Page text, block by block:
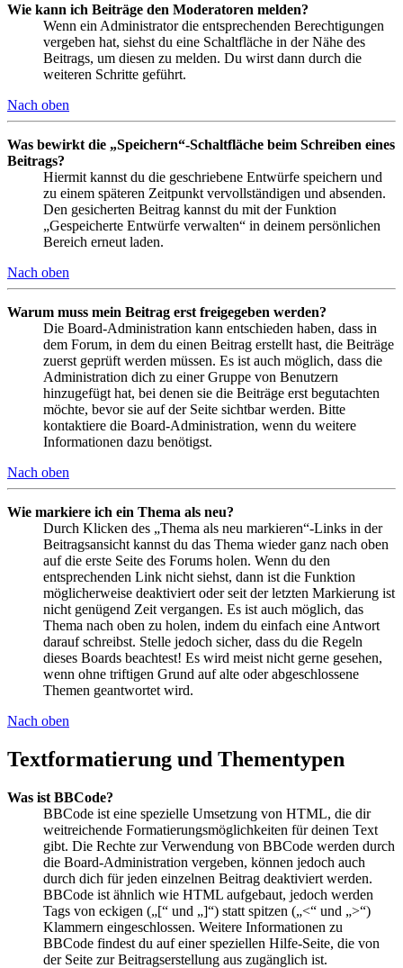
Wie kann ich Beiträge den Moderatoren melden?
Wenn ein Administrator die entsprechenden Berechtigungen
vergeben hat, siehst du eine Schaltfläche in der Nähe des
Beitrags, um diesen zu melden. Du wirst dann durch die
weiteren Schritte geführt.
Nach oben
Was bewirkt die „Speichern“-Schaltfläche beim Schreiben eines
Beitrags?
Hiermit kannst du die geschriebene Entwürfe speichern und
zu einem späteren Zeitpunkt vervollständigen und absenden.
Den gesicherten Beitrag kannst du mit der Funktion
„Gespeicherte Entwürfe verwalten“ in deinem persönlichen
Bereich erneut laden.
Nach oben
Warum muss mein Beitrag erst freigegeben werden?
Die Board-Administration kann entschieden haben, dass in
dem Forum, in dem du einen Beitrag erstellt hast, die Beiträge
zuerst geprüft werden müssen. Es ist auch möglich, dass die
Administration dich zu einer Gruppe von Benutzern
hinzugefügt hat, bei denen sie die Beiträge erst begutachten
möchte, bevor sie auf der Seite sichtbar werden. Bitte
kontaktiere die Board-Administration, wenn du weitere
Informationen dazu benötigst.
Nach oben
Wie markiere ich ein Thema als neu?
Durch Klicken des „Thema als neu markieren“-Links in der
Beitragsansicht kannst du das Thema wieder ganz nach oben
auf die erste Seite des Forums holen. Wenn du den
entsprechenden Link nicht siehst, dann ist die Funktion
möglicherweise deaktiviert oder seit der letzten Markierung ist
nicht genügend Zeit vergangen. Es ist auch möglich, das
Thema nach oben zu holen, indem du einfach eine Antwort
darauf schreibst. Stelle jedoch sicher, dass du die Regeln
dieses Boards beachtest! Es wird meist nicht gerne gesehen,
wenn ohne triftigen Grund auf alte oder abgeschlossene
Themen geantwortet wird.
Nach oben
Textformatierung und Thementypen
Was ist BBCode?
BBCode ist eine spezielle Umsetzung von HTML, die dir
weitreichende Formatierungsmöglichkeiten für deinen Text
gibt. Die Rechte zur Verwendung von BBCode werden durch
die Board-Administration vergeben, können jedoch auch
durch dich für jeden einzelnen Beitrag deaktiviert werden.
BBCode ist ähnlich wie HTML aufgebaut, jedoch werden
Tags von eckigen („[“ und „]“) statt spitzen („<“ und „>“)
Klammern eingeschlossen. Weitere Informationen zu
BBCode findest du auf einer speziellen Hilfe-Seite, die von
der Seite zur Beitragserstellung aus zugänglich ist.